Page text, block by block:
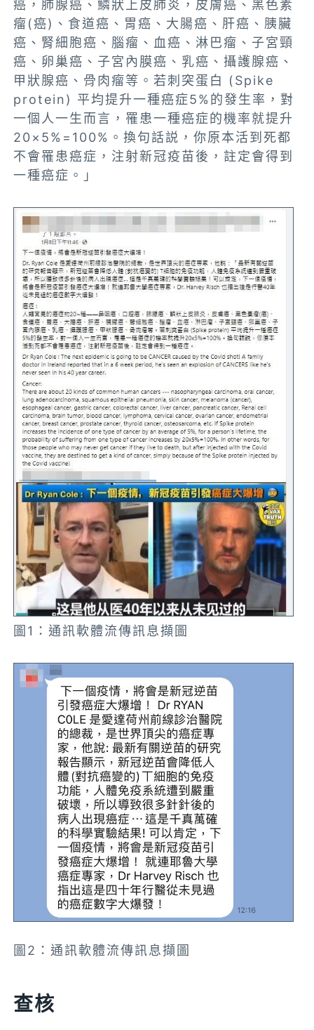
癌，肺腺癌、鱗狀上皮肺炎，皮膚癌、黑色素
瘤(癌)、食道癌、胃癌、大腸癌、肝癌、胰臟
癌、腎細胞癌、腦瘤、血癌、淋巴瘤、子宮頸
癌、卵巢癌、子宮內膜癌、乳癌、攝護腺癌、
甲狀腺癌、骨肉瘤等。 若刺突蛋白 (Spike
protein) 平均提升一種癌症5%的發生率，對
一個人一生而言，罹患一種癌症的機率就提升
20×5%=100% 。換句話説，你原本活到死都
不會罹患癌症，注射新冠疫苗後，註定會得到
一種癌症。
」
圖1：通訊軟體流傳訊息擷圖
圖2：通訊軟體流傳訊息擷圖
查核